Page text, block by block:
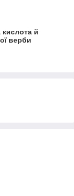
кислота й
верби